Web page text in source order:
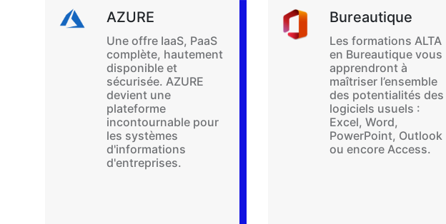
AZURE
Une offre IaaS, PaaS
complète, hautement
disponible et
sécurisée. AZURE
devient une
plateforme
incontournable pour
les systèmes
d'informations
d'entreprises.
Bureautique
Les formations ALTA
en Bureautique vous
apprendront à
maîtriser l’ensemble
des potentialités des
logiciels usuels :
Excel, Word,
PowerPoint, Outlook
ou encore Access.